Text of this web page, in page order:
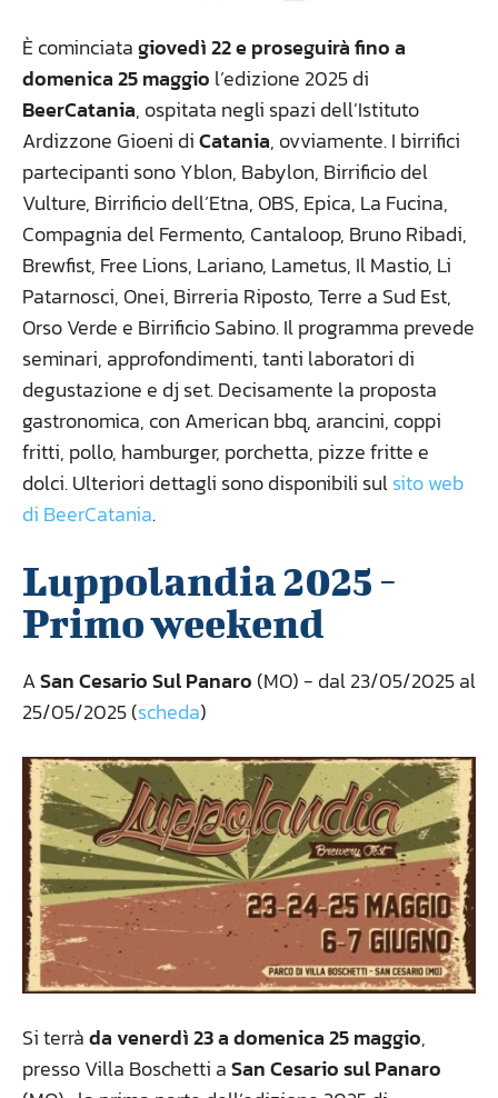
È cominciatagiovedì 22 e proseguirà fino a
domenica 25 maggio l’edizione 2025 di
BeerCatania, ospitata negli spazi dell’Istituto
Ardizzone Gioeni diCatania, ovviamente. I birrifici
partecipanti sono Yblon, Babylon, Birrificio del
Vulture, Birrificio dell’Etna, OBS, Epica, La Fucina,
Compagnia del Fermento, Cantaloop, Bruno Ribadi,
Brewfist, Free Lions, Lariano, Lametus, Il Mastio, Li
Patarnosci, Onei, Birreria Riposto, Terre a Sud Est,
Orso Verde e Birrificio Sabino. Il programma prevede
seminari, approfondimenti, tanti laboratori di
degustazione e dj set. Decisamente la proposta
gastronomica, con American bbq, arancini, coppi
fritti, pollo, hamburger, porchetta, pizze fritte e
dolci. Ulteriori dettagli sono disponibili sulsito web
di BeerCatania.
Luppolandia 2025 -
Primo weekend
ASan Cesario Sul Panaro (MO) - dal 23/05/2025 al
25/05/2025 (scheda)
Si terràda venerdì 23 a domenica 25 maggio,
presso Villa Boschetti aSan Cesario sul Panaro